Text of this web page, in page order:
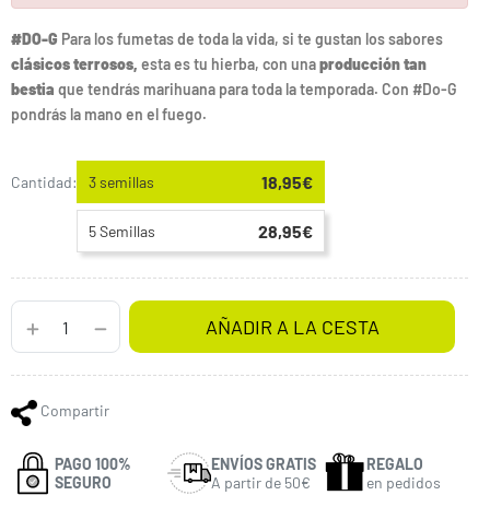
#DO-G Para los fumetas de toda la vida, si te gustan los sabores
clásicos terrosos, esta es tu hierba, con unaproducción tan
bestia que tendrás marihuana para toda la temporada. Con #Do-G
pondrás la mano en el fuego.
Cantidad: 3 semillas 18,95€
5 Semillas 28,95€
AÑADIR A LA CESTA
Compartir
PAGO 100%
SEGURO
ENVÍOS GRATIS
A partir de 50€
REGALO
en pedidos